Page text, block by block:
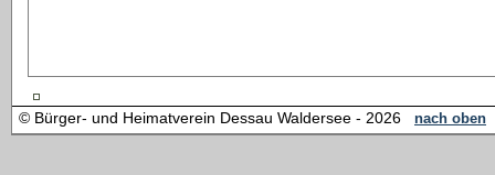
© Bürger- und Heimatverein Dessau Waldersee - 2026 nach oben